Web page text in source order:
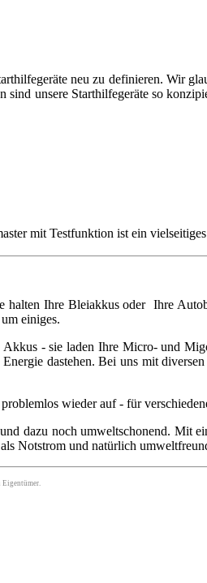
neu zu definieren. Wir
unsere Starthilfegeräte so
mit Testfunktion ist ein
halten Ihre Bleiakkus oder Ihre
einiges.
- sie laden Ihre Micro- und
dastehen. Bei uns mit
wieder auf - für
dazu noch umweltschonend. Mit
Notstrom und natürlich
Eigentümer.